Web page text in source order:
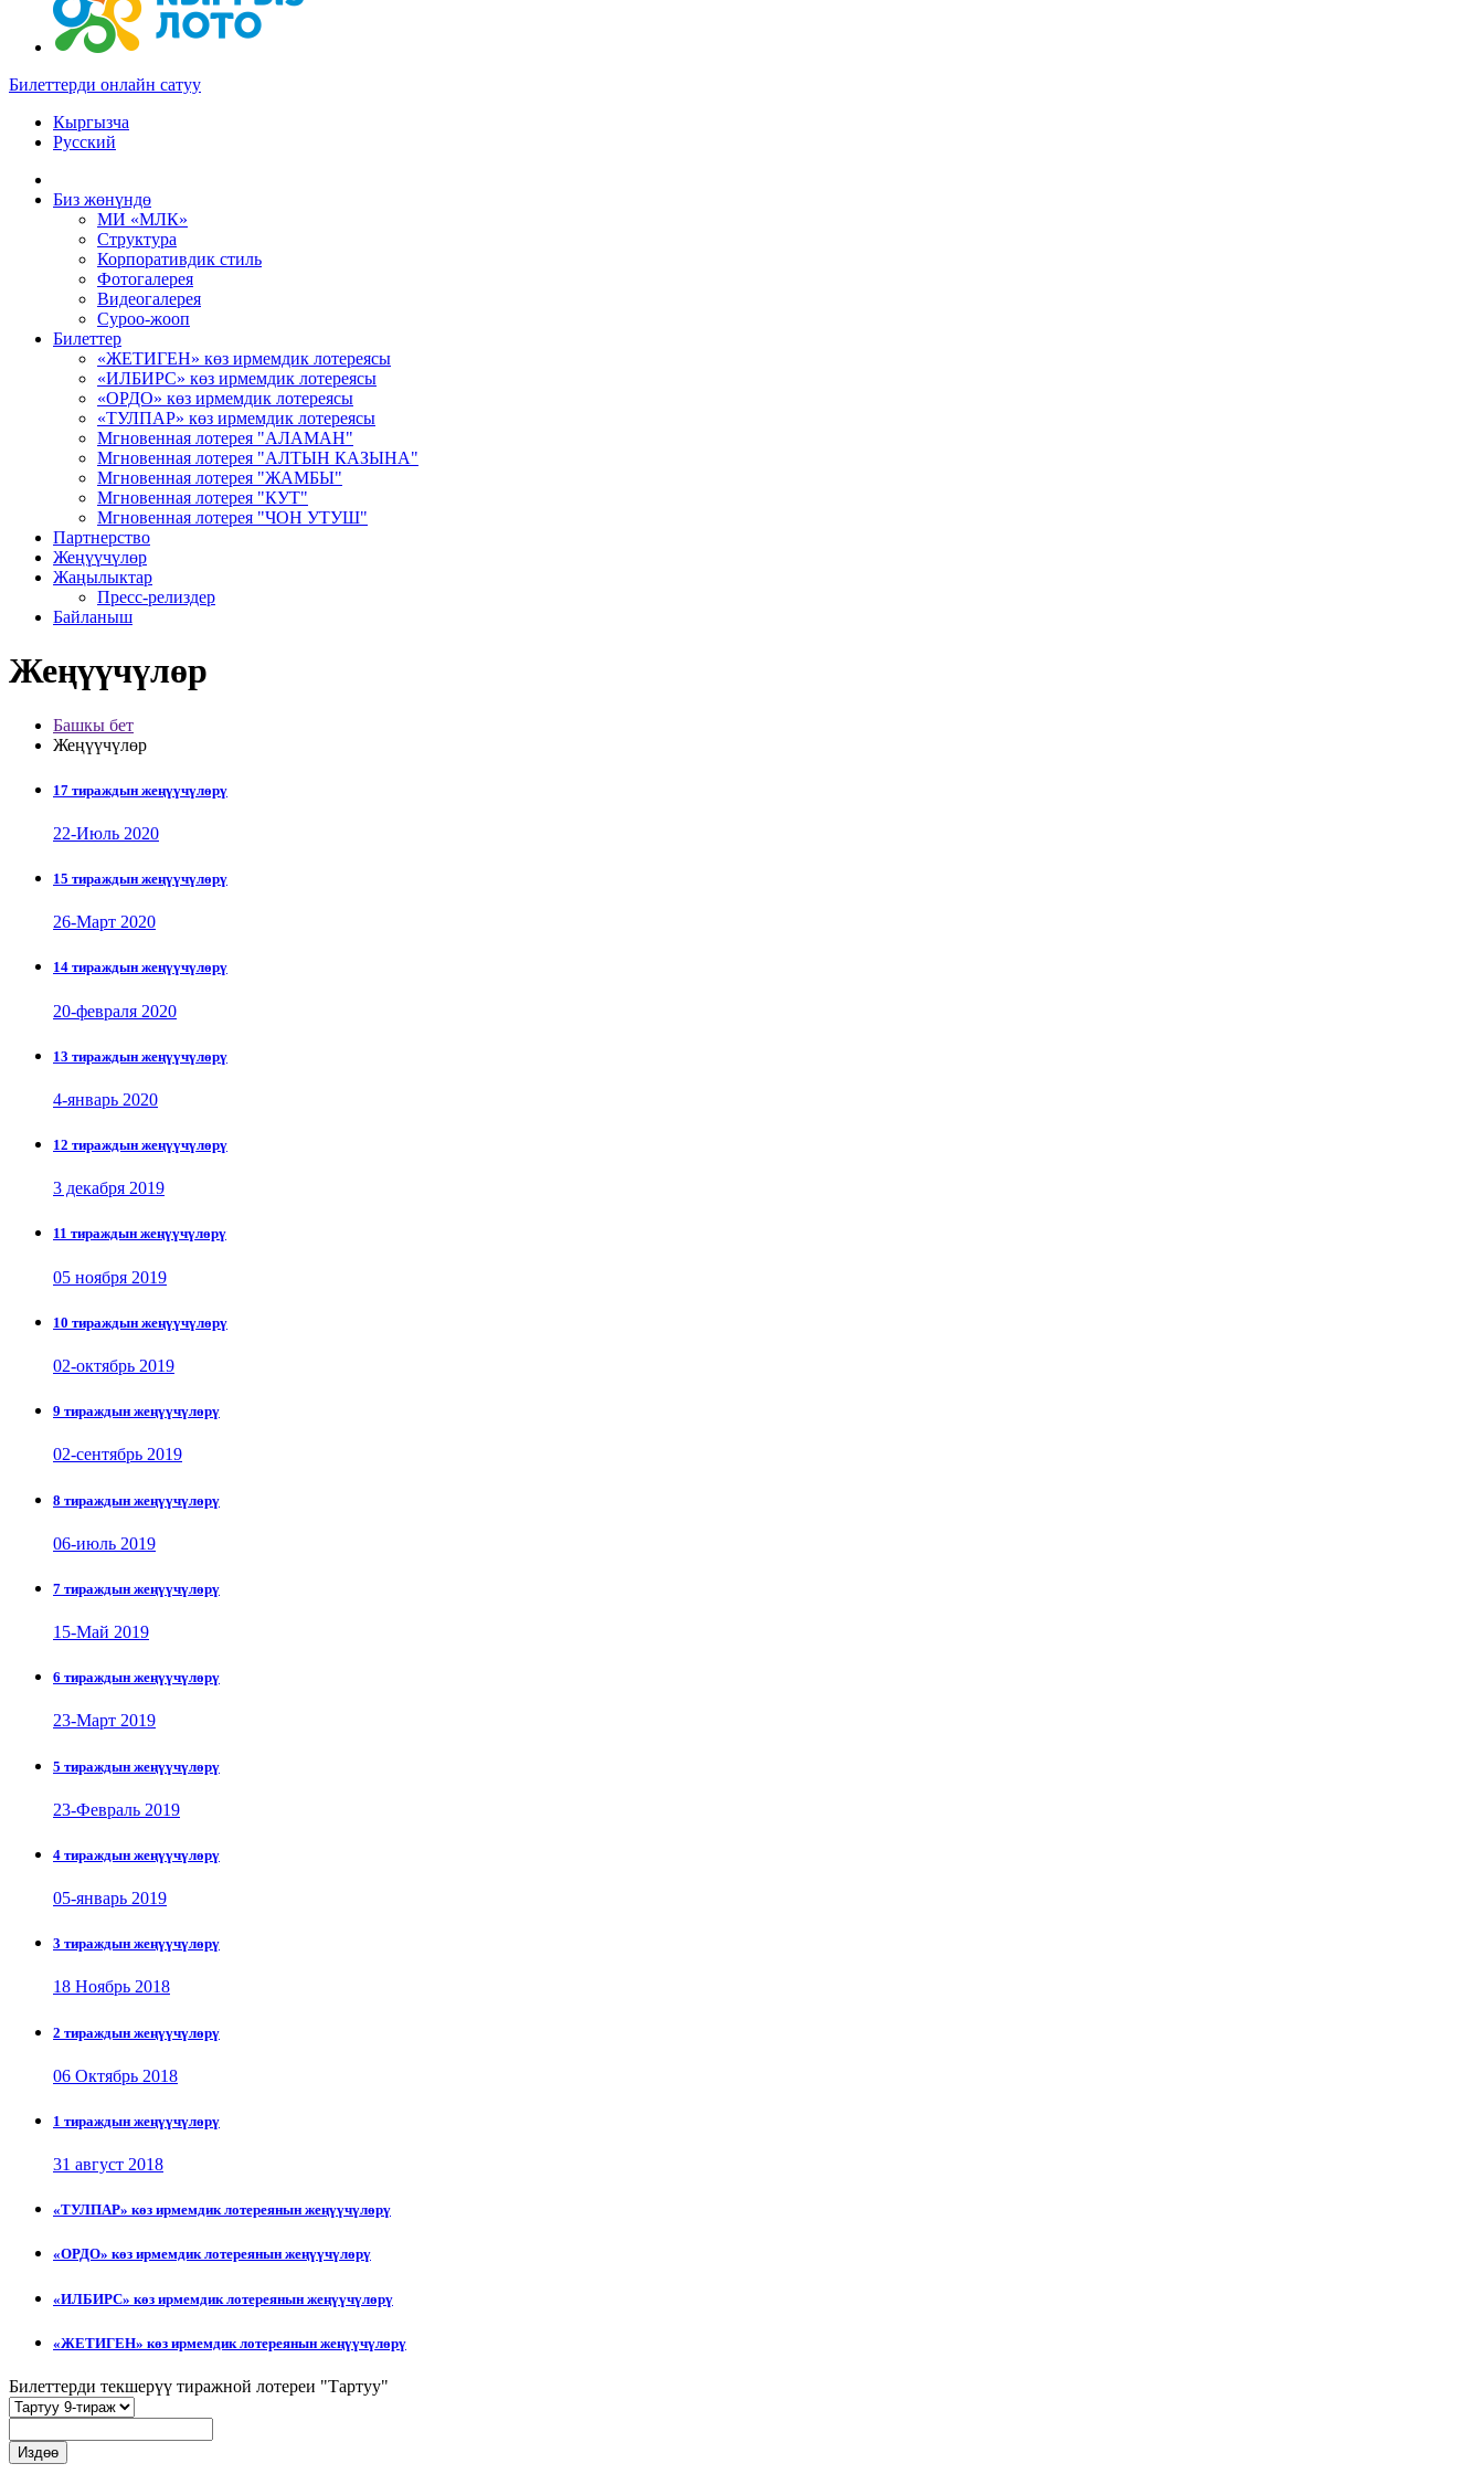
Билеттерди онлайн сатуу
Кыргызча
Русский
Биз жөнүндө
МИ «МЛК»
Структура
Корпоративдик стиль
Фотогалерея
Видеогалерея
Суроо-жооп
Билеттер
«ЖЕТИГЕН» көз ирмемдик лотереясы
«ИЛБИРС» көз ирмемдик лотереясы
«ОРДО» көз ирмемдик лотереясы
«ТУЛПАР» көз ирмемдик лотереясы
Мгновенная лотерея "АЛАМАН"
Мгновенная лотерея "АЛТЫН КАЗЫНА"
Мгновенная лотерея "ЖАМБЫ"
Мгновенная лотерея "КУТ"
Мгновенная лотерея "ЧОН УТУШ"
Партнерство
Жеңүүчүлөр
Жаңылыктар
Пресс-релиздер
Байланыш
Жеңүүчүлөр
Башкы бет
Жеңүүчүлөр
17 тираждын жеңүүчүлөрү
22-Июль 2020
15 тираждын жеңүүчүлөрү
26-Март 2020
14 тираждын жеңүүчүлөрү
20-февраля 2020
13 тираждын жеңүүчүлөрү
4-январь 2020
12 тираждын жеңүүчүлөрү
3 декабря 2019
11 тираждын жеңүүчүлөрү
05 ноября 2019
10 тираждын жеңүүчүлөрү
02-октябрь 2019
9 тираждын жеңүүчүлөрү
02-сентябрь 2019
8 тираждын жеңүүчүлөрү
06-июль 2019
7 тираждын жеңүүчүлөрү
15-Май 2019
6 тираждын жеңүүчүлөрү
23-Март 2019
5 тираждын жеңүүчүлөрү
23-Февраль 2019
4 тираждын жеңүүчүлөрү
05-январь 2019
3 тираждын жеңүүчүлөрү
18 Ноябрь 2018
2 тираждын жеңүүчүлөрү
06 Октябрь 2018
1 тираждын жеңүүчүлөрү
31 август 2018
«ТУЛПАР» көз ирмемдик лотереянын жеңүүчүлөрү
«ОРДО» көз ирмемдик лотереянын жеңүүчүлөрү
«ИЛБИРС» көз ирмемдик лотереянын жеңүүчүлөрү
«ЖЕТИГЕН» көз ирмемдик лотереянын жеңүүчүлөрү
Билеттерди текшерүү тиражной лотереи "Тартуу"